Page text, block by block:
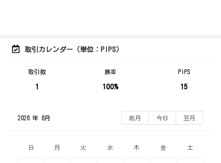
取引カレンダー（単位：PIPS）
取引数
1
勝率
100%
PIPS
15
2026 年 8月 前月 今日 翌月
日 月 火 水 木 金 土